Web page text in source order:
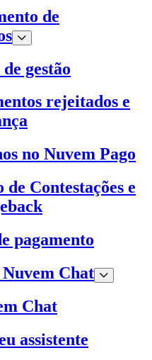
de
gestão
rejeitados e
no Nuvem Pago
de Contestações e
pagamento
Chat
Chat
assistente